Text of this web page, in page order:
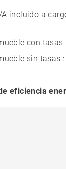
incluido a
con
sin tasas :
eficiencia